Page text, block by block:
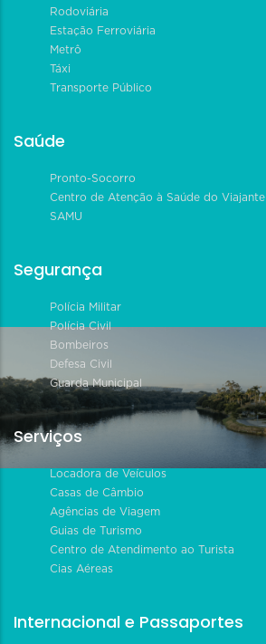
Rodoviária
Estação Ferroviária
Metrô
Táxi
Transporte Público
Saúde
Pronto-Socorro
Centro de Atenção à Saúde do Viajante
SAMU
Segurança
Polícia Militar
Polícia Civil
Bombeiros
Defesa Civil
Guarda Municipal
Serviços
Locadora de Veículos
Casas de Câmbio
Agências de Viagem
Guias de Turismo
Centro de Atendimento ao Turista
Cias Aéreas
Internacional e Passaportes